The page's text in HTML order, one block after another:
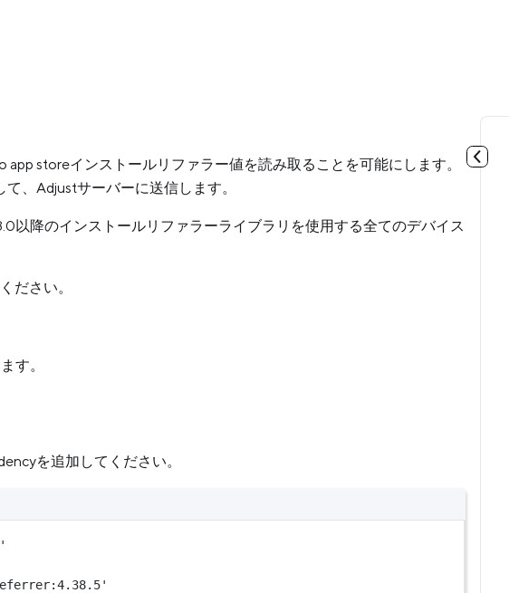
storeインストールリファラー値を読み取ることを可能にします。
、Adjustサーバーに送信します。
以降のインストールリファラーライブラリを使用する全てのデバイス
ださい。
す。
を追加してください。